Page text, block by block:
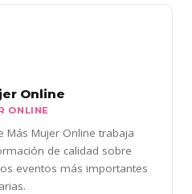
Online
ONLINE
Más Mujer Online trabaja
de calidad sobre
eventos más importantes